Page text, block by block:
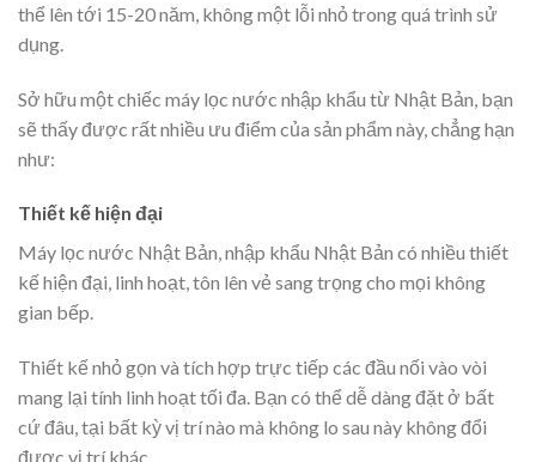
thể lên tới 15-20 năm, không một lỗi nhỏ trong quá trình sử
dụng.
Sở hữu một chiếc máy lọc nước nhập khẩu từ Nhật Bản, bạn
sẽ thấy được rất nhiều ưu điểm của sản phẩm này, chẳng hạn
như:
Thiết kế hiện đại
Máy lọc nước Nhật Bản, nhập khẩu Nhật Bản có nhiều thiết
kế hiện đại, linh hoạt, tôn lên vẻ sang trọng cho mọi không
gian bếp.
Thiết kế nhỏ gọn và tích hợp trực tiếp các đầu nối vào vòi
mang lại tính linh hoạt tối đa. Bạn có thể dễ dàng đặt ở bất
cứ đâu, tại bất kỳ vị trí nào mà không lo sau này không đổi
được vị trí khác.